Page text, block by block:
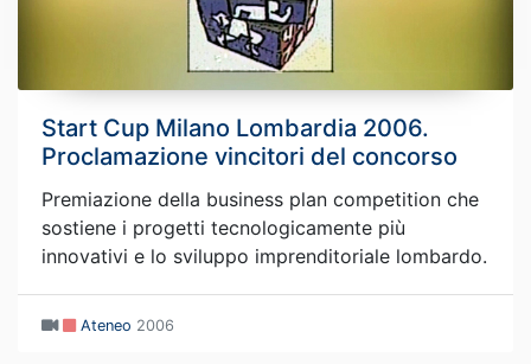
Start Cup Milano Lombardia 2006.
Proclamazione vincitori del concorso
Premiazione della business plan competition che
sostiene i progetti tecnologicamente più
innovativi e lo sviluppo imprenditoriale lombardo.
Ateneo 2006